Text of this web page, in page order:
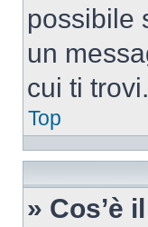
possibile
un
cui ti trovi.
Top
» Cos’è